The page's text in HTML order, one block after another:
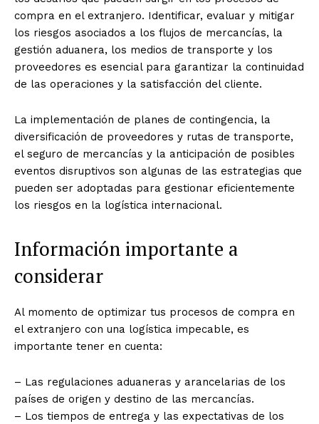
compra en el extranjero. Identificar, evaluar y mitigar
los riesgos asociados a los flujos de mercancías, la
gestión aduanera, los medios de transporte y los
proveedores es esencial para garantizar la continuidad
de las operaciones y la satisfacción del cliente.
La implementación de planes de contingencia, la
diversificación de proveedores y rutas de transporte,
el seguro de mercancías y la anticipación de posibles
eventos disruptivos son algunas de las estrategias que
pueden ser adoptadas para gestionar eficientemente
los riesgos en la logística internacional.
Información importante a
considerar
Al momento de optimizar tus procesos de compra en
el extranjero con una logística impecable, es
importante tener en cuenta:
– Las regulaciones aduaneras y arancelarias de los
países de origen y destino de las mercancías.
– Los tiempos de entrega y las expectativas de los